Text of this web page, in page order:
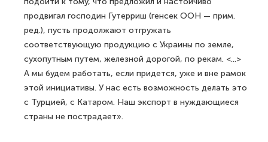
продвигал господин Гутерриш (генсек ООН — прим.
ред.), пусть продолжают отгружать
соответствующую продукцию с Украины по земле,
сухопутным путем, железной дорогой, по рекам. <...>
А мы будем работать, если придется, уже и вне рамок
этой инициативы. У нас есть возможность делать это
с Турцией, с Катаром. Наш экспорт в нуждающиеся
страны не пострадает».